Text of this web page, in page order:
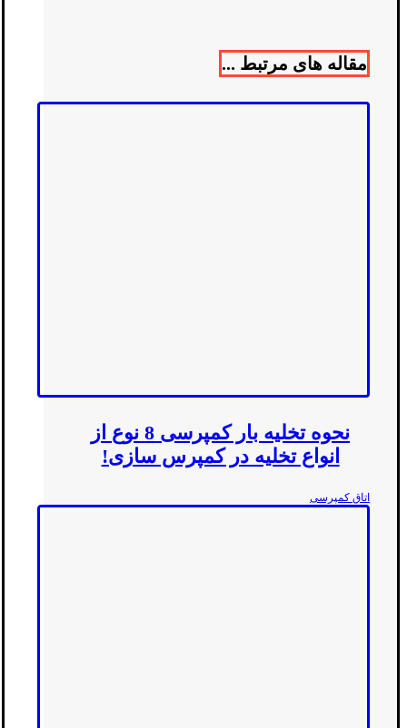
مقاله های مرتبط ...
نحوه تخلیه بار کمپرسی 8 نوع از
انواع تخلیه در کمپرس سازی!
اتاق کمپرسی